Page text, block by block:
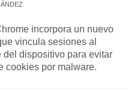
incorpora un nuevo
vincula sesiones al
del dispositivo para evitar
cookies por malware.